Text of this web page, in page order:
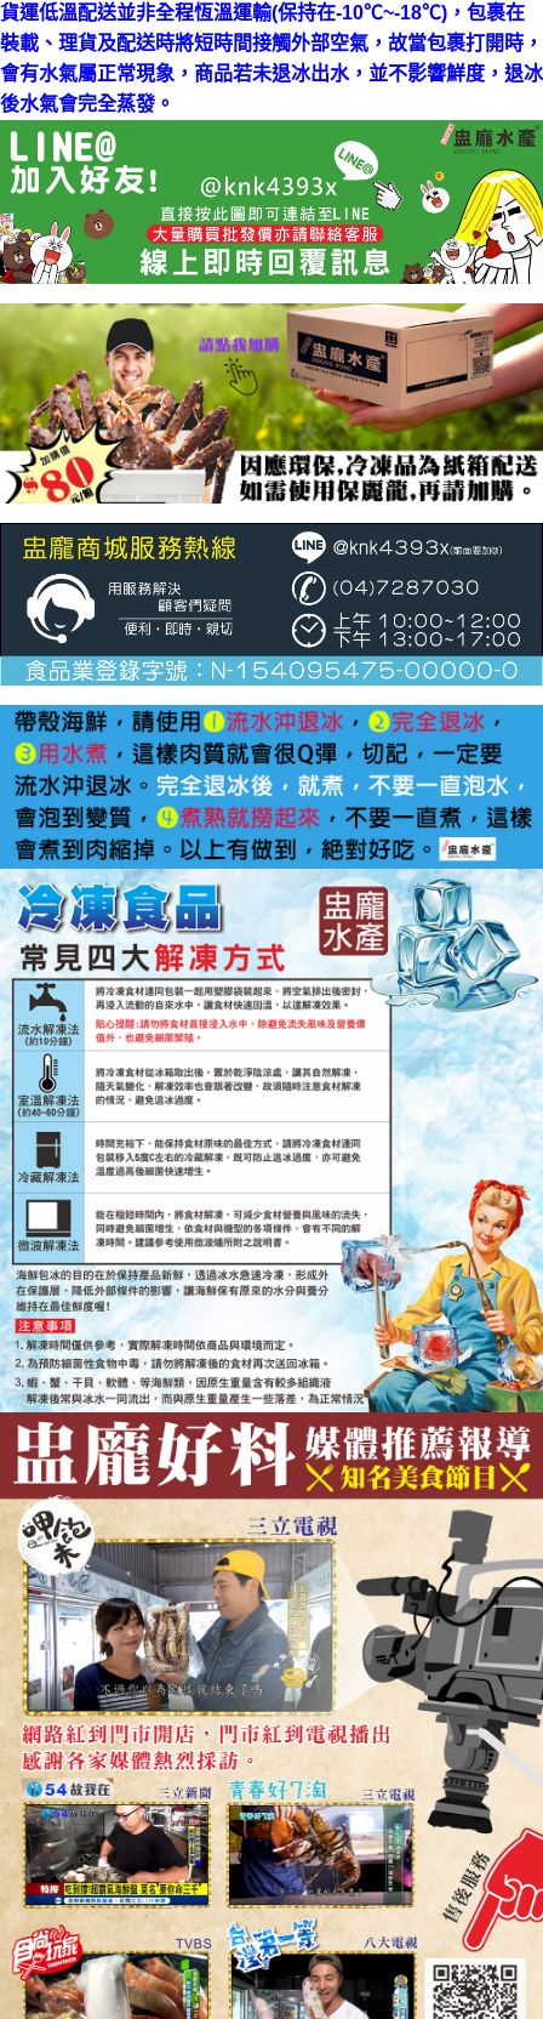
貨運低溫配送並非全程恆溫運輸(保持在-10℃~-18℃)，包裹在
裝載、理貨及配送時將短時間接觸外部空氣，故當包裹打開時，
會有水氣屬正常現象，商品若未退冰出水，並不影響鮮度，退冰
後水氣會完全蒸發。